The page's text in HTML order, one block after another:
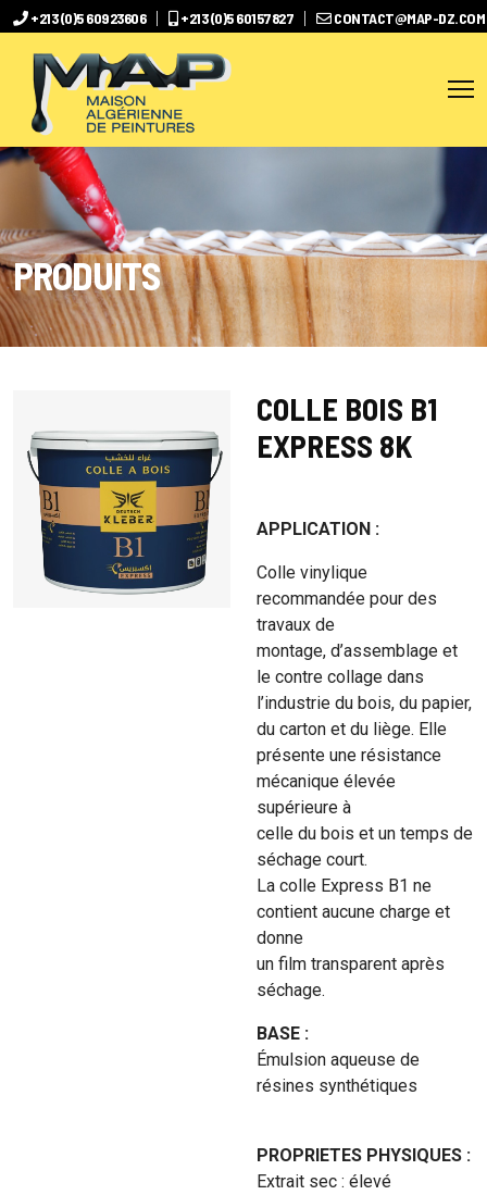
+213 (0)5 60923606 +213 (0)5 60157827 CONTACT@MAP-DZ.COM
PRODUITS
COLLE BOIS B1
EXPRESS 8K
APPLICATION :
Colle vinylique
recommandée pour des
travaux de
montage, d’assemblage et
le contre collage dans
l’industrie du bois, du papier,
du carton et du liège. Elle
présente une résistance
mécanique élevée
supérieure à
celle du bois et un temps de
séchage court.
La colle Express B1 ne
contient aucune charge et
donne
un film transparent après
séchage.
BASE :
Émulsion aqueuse de
résines synthétiques
PROPRIETES PHYSIQUES :
Extrait sec : élevé